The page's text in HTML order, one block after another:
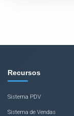
Recursos
Sistema PDV
Sistema de Vendas